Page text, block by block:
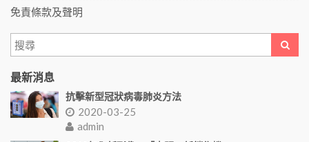
免責條款及聲明
最新消息
抗擊新型冠狀病毒肺炎方法
2020-03-25
admin